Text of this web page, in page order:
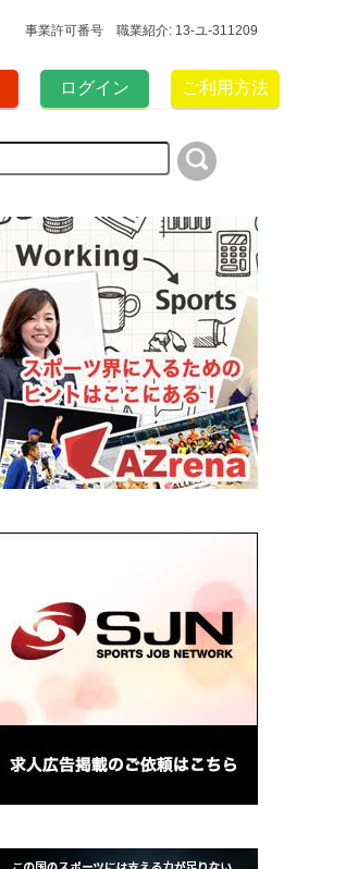
事業許可番号 職業紹介: 13-ユ-311209
ログイン ご利用方法